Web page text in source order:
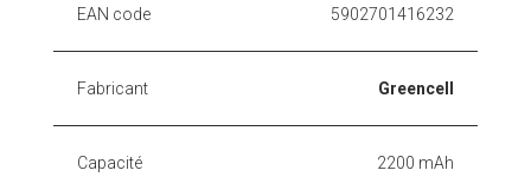
EAN code 5902701416232
Fabricant Greencell
Capacité 2200 mAh